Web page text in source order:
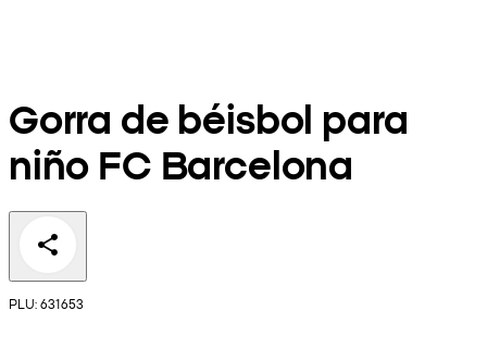
Gorra de béisbol para
niño FC Barcelona
PLU: 631653